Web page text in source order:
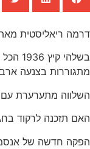
דרמה ריאליסטית
מתגוררות בצנעה
השלווה מתערערת
האם תזכנה לרקוד
הפקה חדשה של